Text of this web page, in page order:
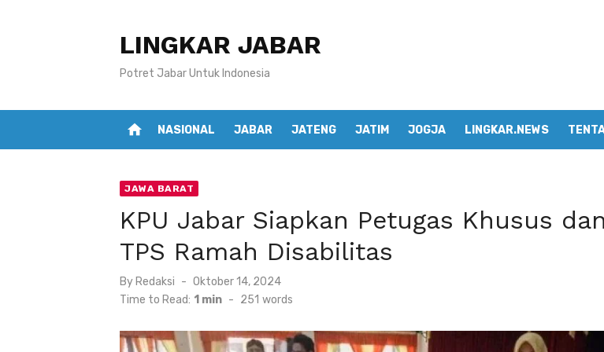
LINGKAR JABAR
Potret Jabar Untuk Indonesia
home NASIONAL JABAR JATENG JATIM JOGJA LINGKAR.NEWS
JAWA BARAT
KPU Jabar Siapkan Petugas Khusus dan
TPS Ramah Disabilitas
By Redaksi
Posted
on
Oktober 14, 2024
Time to Read: 1 min - 251 words